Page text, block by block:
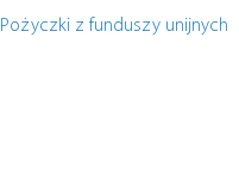
Pożyczki z funduszy unijnych